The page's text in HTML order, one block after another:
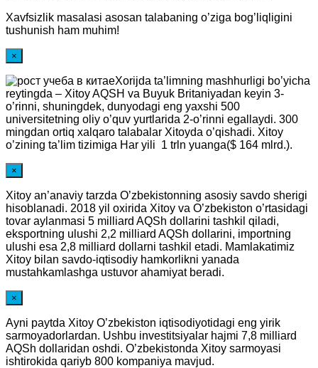
Xavfsizlik masalasi asosan talabaning o’ziga bog’liqligini
tushunish ham muhim!
×
Xorijda ta’limning mashhurligi bo’yicha
reytingda – Xitoy AQSH va Buyuk Britaniyadan keyin 3-
o’rinni, shuningdek, dunyodagi eng yaxshi 500
universitetning oliy o’quv yurtlarida 2-o’rinni egallaydi. 300
mingdan ortiq xalqaro talabalar Xitoyda o’qishadi. Xitoy
o’zining ta’lim tizimiga Har yili 1 trln yuanga($ 164 mlrd.).
×
Xitoy an’anaviy tarzda O’zbekistonning asosiy savdo sherigi
hisoblanadi. 2018 yil oxirida Xitoy va O’zbekiston o’rtasidagi
tovar aylanmasi 5 milliard AQSh dollarini tashkil qiladi,
eksportning ulushi 2,2 milliard AQSh dollarini, importning
ulushi esa 2,8 milliard dollarni tashkil etadi. Mamlakatimiz
Xitoy bilan savdo-iqtisodiy hamkorlikni yanada
mustahkamlashga ustuvor ahamiyat beradi.
×
Ayni paytda Xitoy O’zbekiston iqtisodiyotidagi eng yirik
sarmoyadorlardan. Ushbu investitsiyalar hajmi 7,8 milliard
AQSh dollaridan oshdi. O’zbekistonda Xitoy sarmoyasi
ishtirokida qariyb 800 kompaniya mavjud.